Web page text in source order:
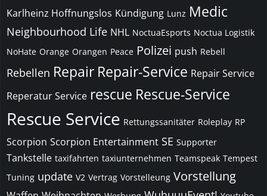
Karlheinz Hoffnungslos Kündigung Lunz Medic
Neighbourhood Life NHL NoctuaEsports Noctua Logistik
NoHate Orange Orangen Peace Polizei push Rebell
Rebellen Repair Repair-Service Repair Service
Reperatur Service rescue Rescue-Service
Rescue Service Rettungssanitäter Roleplay RP
Scorpion Scorpion Entertainment SE Supporter
Tankstelle taxifahrten taxiunternehmen Teamspeak Tempest
Tuning update V2 Vertrag Vorstelleung Vorstellung